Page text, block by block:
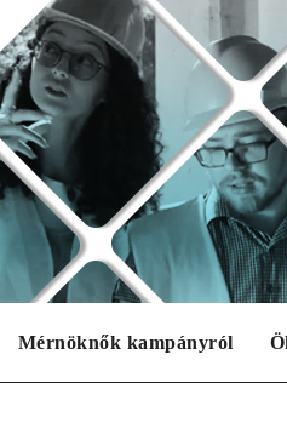
Mérnöknők kampányról